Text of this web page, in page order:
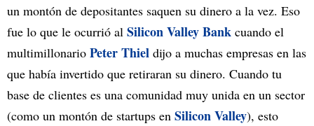
un montón de depositantes saquen su dinero a la vez. Eso
fue lo que le ocurrió al Silicon Valley Bank cuando el
multimillonario Peter Thiel dijo a muchas empresas en las
que había invertido que retiraran su dinero. Cuando tu
base de clientes es una comunidad muy unida en un sector
(como un montón de startups en Silicon Valley), esto